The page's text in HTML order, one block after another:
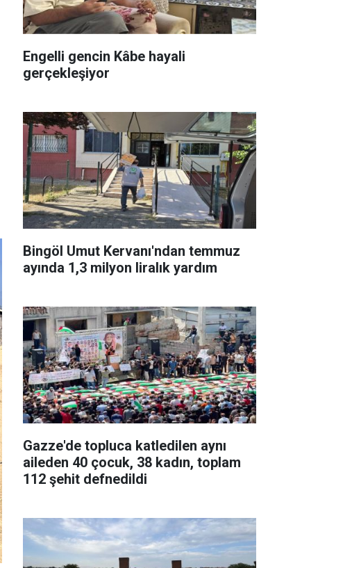
Engelli gencin Kâbe hayali
gerçekleşiyor
Bingöl Umut Kervanı'ndan temmuz
ayında 1,3 milyon liralık yardım
Gazze'de topluca katledilen aynı
aileden 40 çocuk, 38 kadın, toplam
112 şehit defnedildi